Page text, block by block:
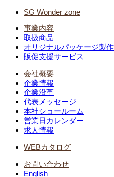
SG Wonder zone
事業内容
取扱商品
オリジナルパッケージ製作
販促支援サービス
会社概要
企業情報
企業沿革
代表メッセージ
本社ショールーム
営業日カレンダー
求人情報
WEBカタログ
お問い合わせ
English